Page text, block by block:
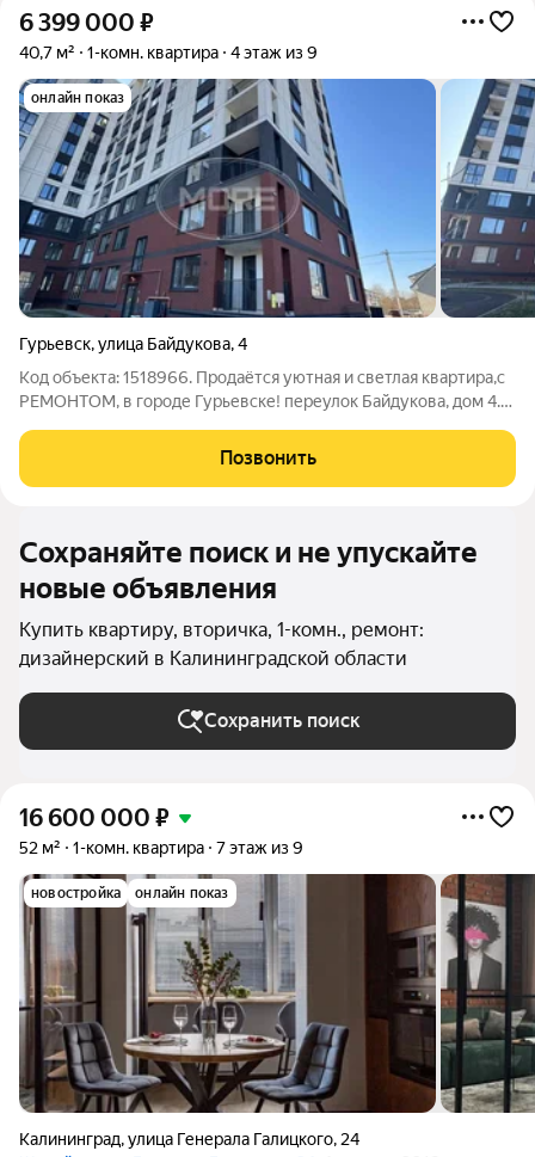
6 399 000 ₽
40,7 м² 1-комн. квартира 4 этаж из 9
онлайн показ
Гурьевск,улица Байдукова,4
Код объекта: 1518966. Продаётся уютная и светлая квартира,c
РЕМОНТОМ, в городе Гурьевске! переулок Байдукова, дом 4.
техника, кондиционер и шкафы будут установлены все!
Расположение. Дом
Позвонить
Сохраняйте поиск и не упускайте
новые объявления
Купить квартиру, вторичка, 1-комн., ремонт:
дизайнерский в Калининградской области
Сохранить поиск
16 600 000 ₽
52 м² 1-комн. квартира 7 этаж из 9
новостройка онлайн показ
Калининград,улица Генерала Галицкого, 24